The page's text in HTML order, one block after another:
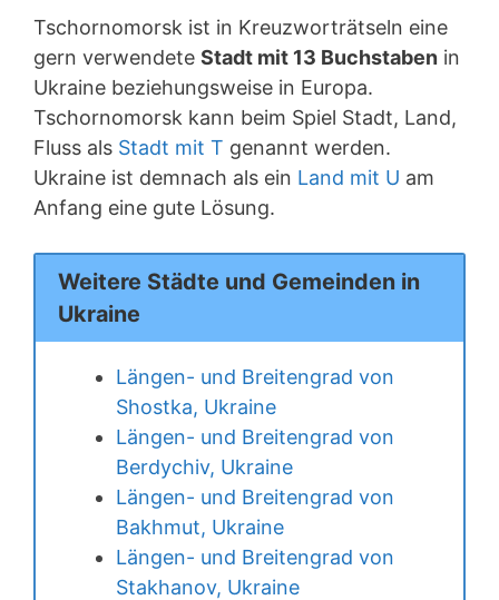
Tschornomorsk ist in Kreuzworträtseln eine
gern verwendete Stadt mit 13 Buchstaben in
Ukraine beziehungsweise in Europa.
Tschornomorsk kann beim Spiel Stadt, Land,
Fluss als Stadt mit T genannt werden.
Ukraine ist demnach als ein Land mit U am
Anfang eine gute Lösung.
Weitere Städte und Gemeinden in
Ukraine
Längen- und Breitengrad von
Shostka, Ukraine
Längen- und Breitengrad von
Berdychiv, Ukraine
Längen- und Breitengrad von
Bakhmut, Ukraine
Längen- und Breitengrad von
Stakhanov, Ukraine